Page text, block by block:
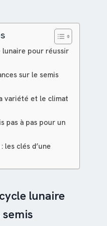
pour réussir
sur le semis
variété et le climat
pas à pas pour un
clés d’une
lunaire